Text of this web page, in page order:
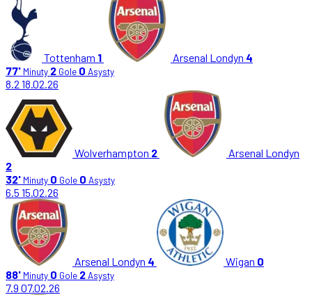
Tottenham 1 Arsenal Londyn 4
77' Minuty 2 Gole 0 Asysty
8.2 18.02.26
Wolverhampton 2
Arsenal Londyn
2
32' Minuty 0 Gole 0 Asysty
6.5 15.02.26
Arsenal Londyn 4 Wigan 0
88' Minuty 0 Gole 2Asysty
7.9 07.02.26